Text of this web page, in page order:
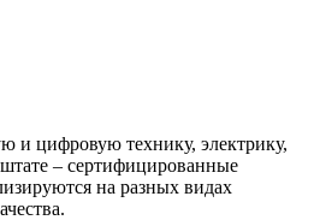
и цифровую технику, электрику,
– сертифицированные
на разных видах